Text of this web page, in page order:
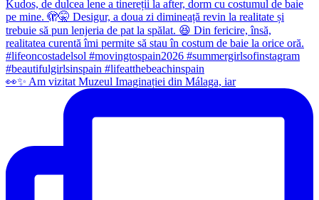
👀✨️ Am vizitat Muzeul Imaginației din Málaga, iar